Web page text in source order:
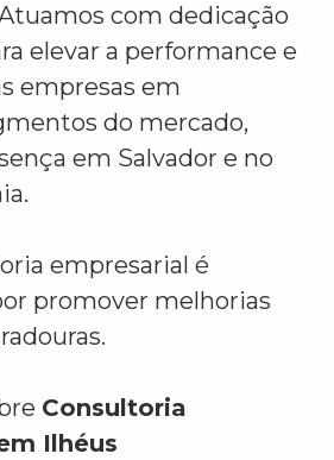
com dedicação
elevar a performance e
empresas em
do mercado,
em Salvador e no
empresarial é
promover melhorias
Consultoria
Ilhéus